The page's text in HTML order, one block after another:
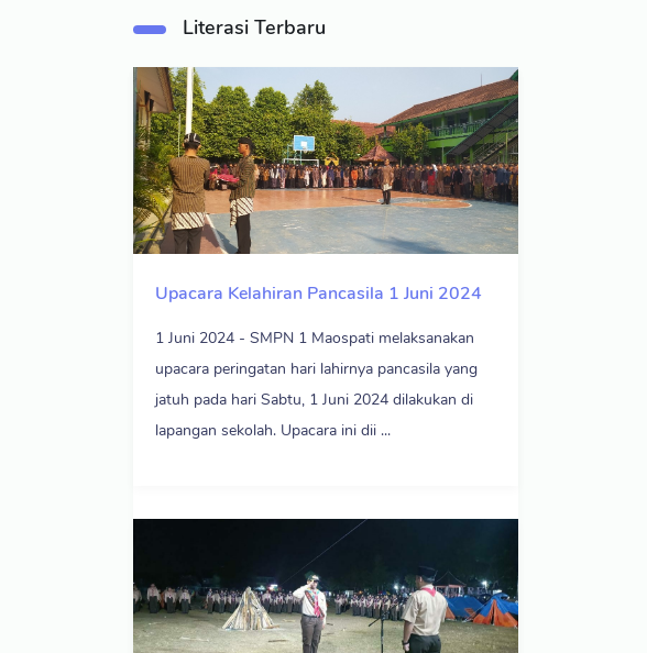
Literasi Terbaru
Upacara Kelahiran Pancasila 1 Juni 2024
1 Juni 2024 - SMPN 1 Maospati melaksanakan
upacara peringatan hari lahirnya pancasila yang
jatuh pada hari Sabtu, 1 Juni 2024 dilakukan di
lapangan sekolah. Upacara ini dii ...